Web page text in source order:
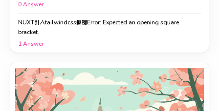
0Answer
NUXT引入tailwindcss报错Error: Expected an opening square
bracket.
1Answer